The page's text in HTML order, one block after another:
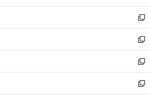
ウ
で
開
く
ン
ド
ウ
で
開
く
ウ
ィ
ン
ド
ウ
で
開
く
し
い
ウ
ィ
ン
ド
ウ
で
開
新
し
い
ウ
ィ
ン
ド
ウ
新
し
い
ウ
ィ
ン
新
し
い
ウ
新
し